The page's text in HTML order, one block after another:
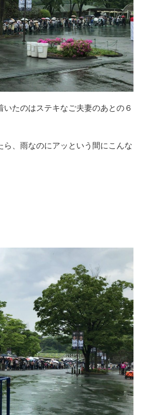
たのはステキなご夫妻のあとの６
ら、雨なのにアッという間にこんな